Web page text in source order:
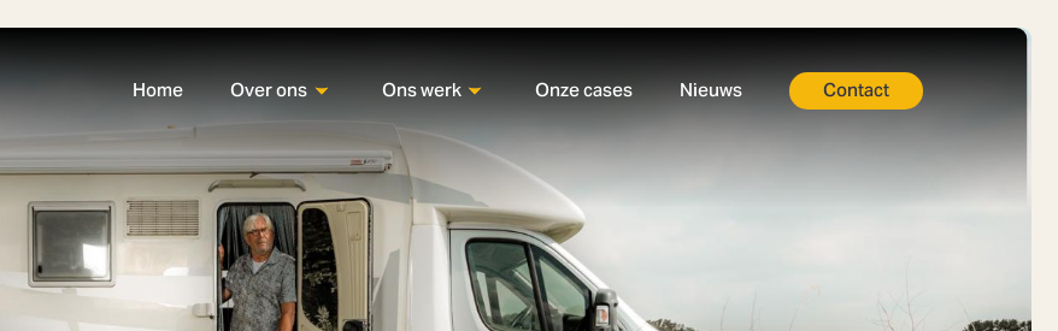
Home Over ons Ons werk Onze cases Nieuws Contact